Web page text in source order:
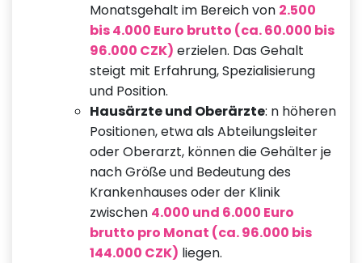
Monatsgehalt im Bereich von 2.500
bis 4.000 Euro brutto (ca. 60.000 bis
96.000 CZK) erzielen. Das Gehalt
steigt mit Erfahrung, Spezialisierung
und Position.
Hausärzte und Oberärzte: n höheren
Positionen, etwa als Abteilungsleiter
oder Oberarzt, können die Gehälter je
nach Größe und Bedeutung des
Krankenhauses oder der Klinik
zwischen 4.000 und 6.000 Euro
brutto pro Monat (ca. 96.000 bis
144.000 CZK) liegen.